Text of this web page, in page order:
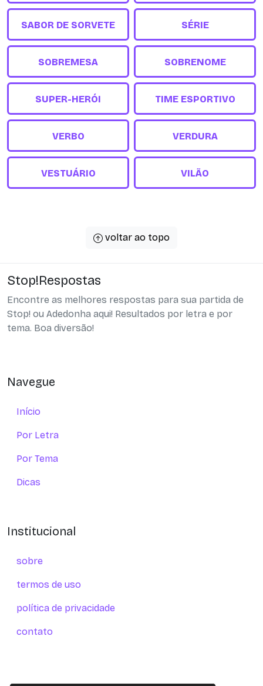
SABOR DE SORVETE SÉRIE
SOBREMESA SOBRENOME
SUPER-HERÓI TIME ESPORTIVO
VERBO VERDURA
VESTUÁRIO VILÃO
voltar ao topo
Stop!Respostas
Encontre as melhores respostas para sua partida de
Stop! ou Adedonha aqui! Resultados por letra e por
tema. Boa diversão!
Navegue
Início
Por Letra
Por Tema
Dicas
Institucional
sobre
termos de uso
política de privacidade
contato